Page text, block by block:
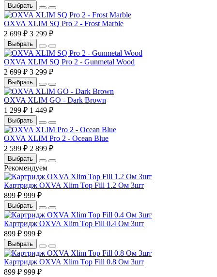
Выбрать
OXVA XLIM SQ Pro 2 - Frost Marble
2 699 ₽ 3 299 ₽
Выбрать
OXVA XLIM SQ Pro 2 - Gunmetal Wood
2 699 ₽ 3 299 ₽
Выбрать
OXVA XLIM GO - Dark Brown
1 299 ₽ 1 449 ₽
Выбрать
OXVA XLIM Pro 2 - Ocean Blue
2 599 ₽ 2 899 ₽
Выбрать
Рекомендуем
Картридж OXVA Xlim Top Fill 1.2 Ом 3шт
899 ₽ 999 ₽
Выбрать
Картридж OXVA Xlim Top Fill 0.4 Ом 3шт
899 ₽ 999 ₽
Выбрать
Картридж OXVA Xlim Top Fill 0.8 Ом 3шт
899 ₽ 999 ₽